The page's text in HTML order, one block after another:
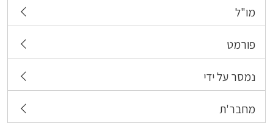
מו"ל
פורמט
נמסר על ידי
מחבר'ת